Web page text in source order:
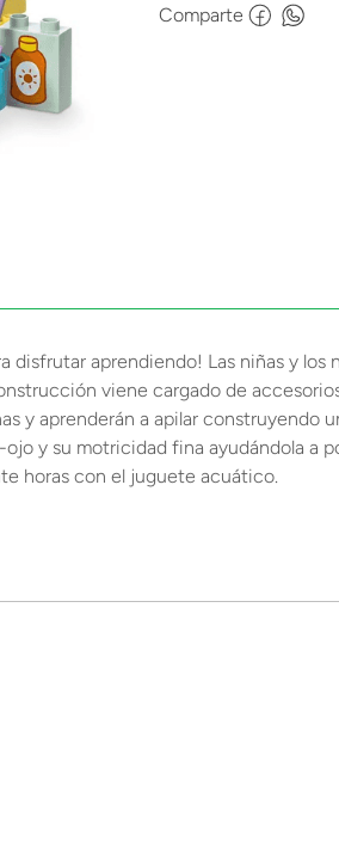
Comparte
aprendiendo! Las niñas y los
viene cargado de
y aprenderán a apilar construyendo
y su motricidad fina ayudándola a
horas con el juguete acuático.